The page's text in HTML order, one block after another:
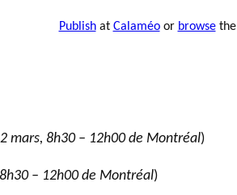
Publishat Calaméoor browsethe
mars, 8h30 – 12h00 de Montréal)
– 12h00 de Montréal)